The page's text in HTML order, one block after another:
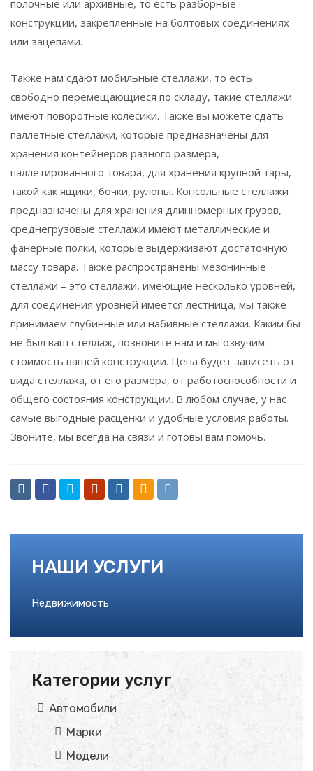
полочные или архивные, то есть разборные
конструкции, закрепленные на болтовых соединениях
или зацепами.
Также нам сдают мобильные стеллажи, то есть
свободно перемещающиеся по складу, такие стеллажи
имеют поворотные колесики. Также вы можете сдать
паллетные стеллажи, которые предназначены для
хранения контейнеров разного размера,
паллетированного товара, для хранения крупной тары,
такой как ящики, бочки, рулоны. Консольные стеллажи
предназначены для хранения длинномерных грузов,
среднегрузовые стеллажи имеют металлические и
фанерные полки, которые выдерживают достаточную
массу товара. Также распространены мезонинные
стеллажи – это стеллажи, имеющие несколько уровней,
для соединения уровней имеется лестница, мы также
принимаем глубинные или набивные стеллажи. Каким бы
не был ваш стеллаж, позвоните нам и мы озвучим
стоимость вашей конструкции. Цена будет зависеть от
вида стеллажа, от его размера, от работоспособности и
общего состояния конструкции. В любом случае, у нас
самые выгодные расценки и удобные условия работы.
Звоните, мы всегда на связи и готовы вам помочь.
НАШИ УСЛУГИ
Недвижимость
Категории услуг
Автомобили
Марки
Модели